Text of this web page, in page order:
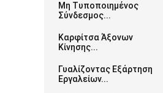
Μη Τυποποιημένος
Σύνδεσμος...
Καρφίτσα Άξονων
Κίνησης...
Γυαλίζοντας Εξάρτηση
Εργαλείων...